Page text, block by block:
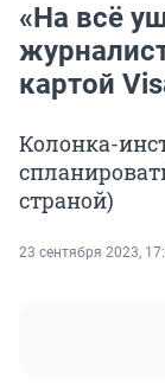
«На всё
картой
Колонка-
страной)
23 сентября 2023,